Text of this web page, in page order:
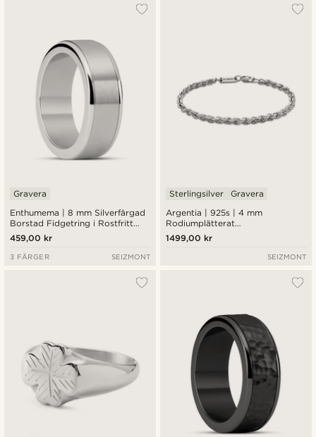
Enthumema | 8 mm Silverfärgad
Borstad Fidgetring i Rostfritt
Stål
Gravera
459,00 kr
3 FÄRGER SEIZMONT
Argentia | 925s | 4 mm
Rodiumplätterat
Repkedjearmband i Sterlingsilver
Sterlingsilver Gravera
1499,00 kr
SEIZMONT